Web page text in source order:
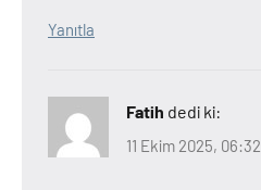
Yanıtla
Fatih dedi ki:
11 Ekim 2025, 06:32